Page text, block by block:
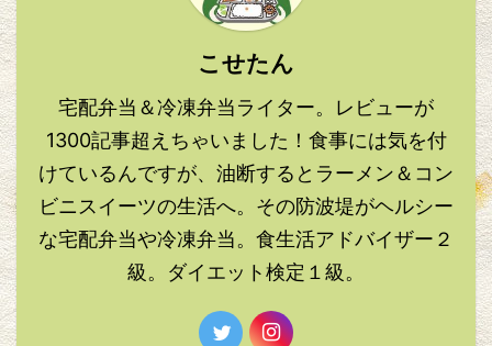
こせたん
宅配弁当＆冷凍弁当ライター。レビューが
1300記事超えちゃいました！食事には気を付
けているんですが、油断するとラーメン＆コン
ビニスイーツの生活へ。その防波堤がヘルシー
な宅配弁当や冷凍弁当。食生活アドバイザー２
級。ダイエット検定１級。